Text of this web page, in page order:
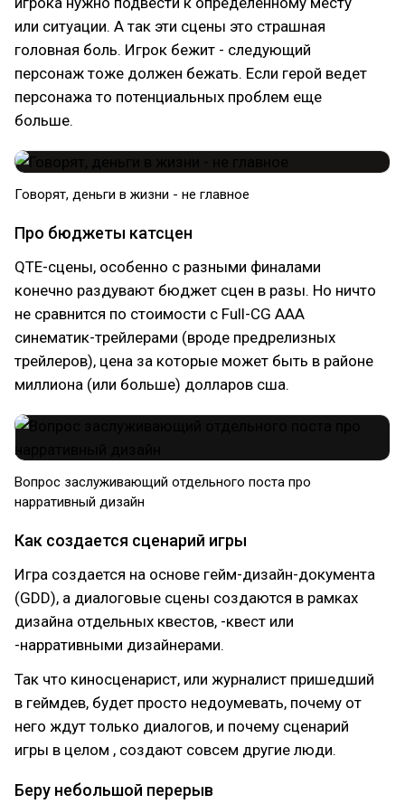
или ситуации. А так эти сцены это страшная
головная боль. Игрок бежит - следующий
персонаж тоже должен бежать. Если герой ведет
персонажа то потенциальных проблем еще
больше.
Говорят, деньги в жизни - не главное
Про бюджеты катсцен
QTE-сцены, особенно с разными финалами
конечно раздувают бюджет сцен в разы. Но ничто
не сравнится по стоимости с Full-CG ААА
синематик-трейлерами (вроде предрелизных
трейлеров), цена за которые может быть в районе
миллиона (или больше) долларов сша.
Вопрос заслуживающий отдельного поста про
нарративный дизайн
Как создается сценарий игры
Игра создается на основе гейм-дизайн-документа
(GDD), а диалоговые сцены создаются в рамках
дизайна отдельных квестов, -квест или
-нарративными дизайнерами.
Так что киносценарист, или журналист пришедший
в геймдев, будет просто недоумевать, почему от
него ждут только диалогов, и почему сценарий
игры в целом , создают совсем другие люди.
Беру небольшой перерыв